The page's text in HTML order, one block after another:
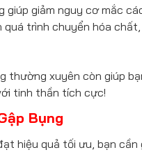
giúp giảm nguy cơ mắc
trình chuyển hóa
thường xuyên còn giúp
tinh thần tích cực!
Bụng
hiệu quả tối ưu, bạn cần